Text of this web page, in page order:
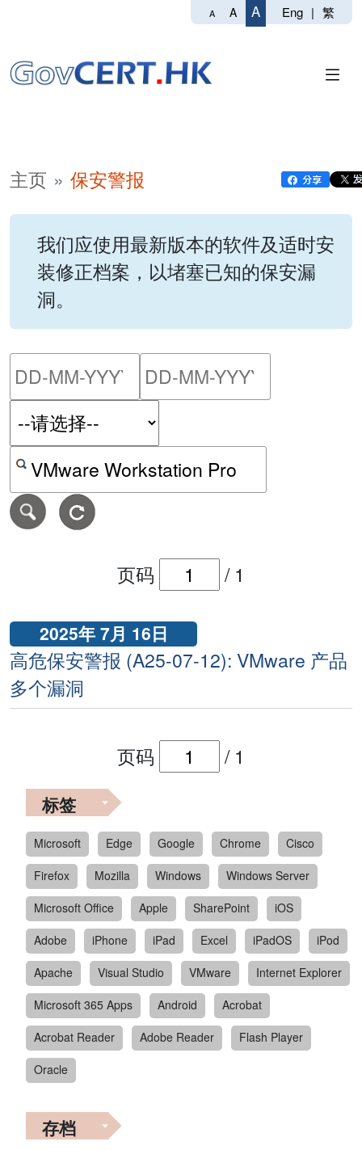
A A A Eng | 繁
主页 保安警报
我们应使用最新版本的软件及适时安
装修正档案，以堵塞已知的保安漏
洞。
请输入搜索日期范围的开
按关键字或 CVE ID 搜寻保安警报
页码 / 1
2025年 7月 16日
高危保安警报 (A25-07-12): VMware 产品
多个漏洞
页码 / 1
标签
Microsoft Edge Google Chrome
Cisco
Firefox
Mozilla Windows
Windows Server
Microsoft Office
Apple SharePoint
iOS
Adobe
iPhone iPad Excel iPadOS
iPod
Apache
Visual Studio VMware
Internet Explorer
Microsoft 365 Apps
Android
Acrobat
Acrobat Reader
Adobe Reader
Flash Player
Oracle
存档